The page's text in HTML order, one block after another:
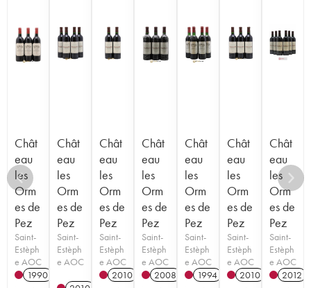
Chât
eau
les
Orm
es de
Pez
Saint-
Estèph
e AOC
1990
Chât
eau
les
Orm
es de
Pez
Saint-
Estèph
e AOC
Chât
eau
les
Orm
es de
Pez
Saint-
Estèph
e AOC
2010
Chât
eau
les
Orm
es de
Pez
Saint-
Estèph
e AOC
2008
Chât
eau
les
Orm
es de
Pez
Saint-
Estèph
e AOC
1994
Chât
eau
les
Orm
es de
Pez
Saint-
Estèph
e AOC
2010
Chât
eau
les
Orm
es de
Pez
Saint-
Estèph
e AOC
2012